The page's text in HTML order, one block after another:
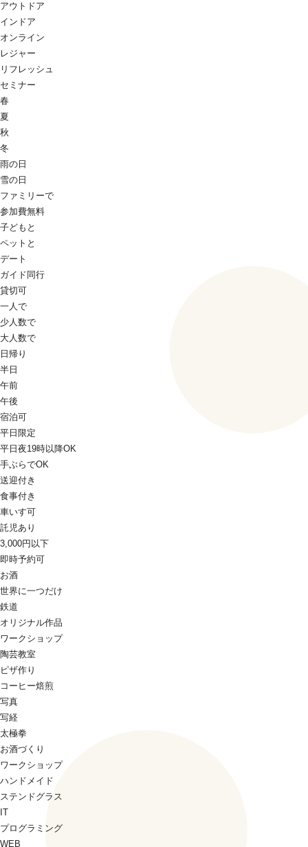
アウトドア
インドア
オンライン
レジャー
リフレッシュ
セミナー
春
夏
秋
冬
雨の日
雪の日
ファミリーで
参加費無料
子どもと
ペットと
デート
ガイド同行
貸切可
一人で
少人数で
大人数で
日帰り
半日
午前
午後
宿泊可
平日限定
平日夜19時以降OK
手ぶらでOK
送迎付き
食事付き
車いす可
託児あり
3,000円以下
即時予約可
お酒
世界に一つだけ
鉄道
オリジナル作品
ワークショップ
陶芸教室
ピザ作り
コーヒー焙煎
写真
写経
太極拳
お酒づくり
ワークショップ
ハンドメイド
ステンドグラス
IT
プログラミング
WEB